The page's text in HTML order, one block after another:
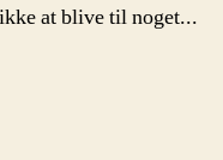
ikke
at blive til noget...